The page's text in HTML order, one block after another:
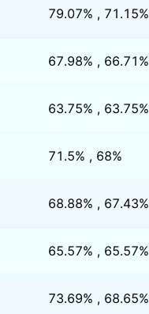
79.07% , 71.15%
67.98% , 66.71%
63.75% , 63.75%
71.5% , 68%
68.88% , 67.43%
65.57% , 65.57%
73.69% , 68.65%